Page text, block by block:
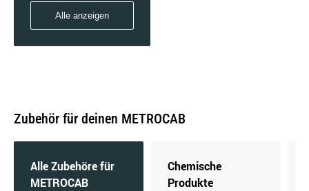
Alle anzeigen
Zubehör für deinen METROCAB
Alle Zubehöre für
METROCAB
Chemische
Produkte